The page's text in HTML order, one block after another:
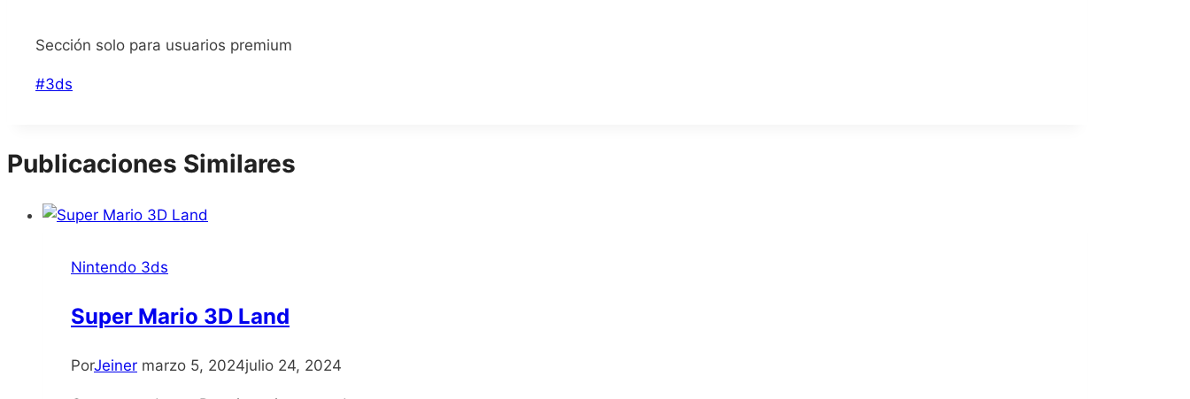
Sección solo para usuarios premium
Etiquetas
entrada:
#3ds
Publicaciones Similares
Nintendo 3ds
Super Mario 3D Land
PorJeiner marzo 5, 2024julio 24, 2024